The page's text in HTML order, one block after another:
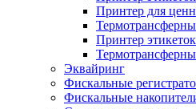
Принтер для
Принтер
Эквайринг
Фискальные
Фискальные